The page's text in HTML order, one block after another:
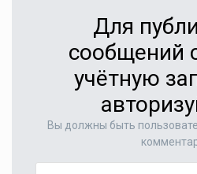
Для
сообщений
учётную
Вы должны быть